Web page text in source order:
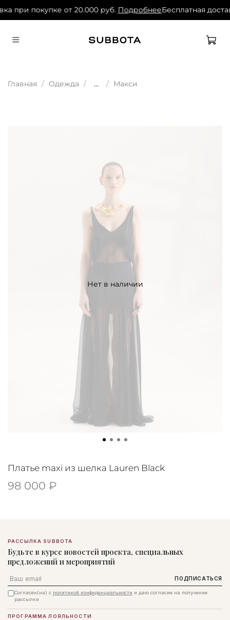
при покупке от 20.000 руб. ПодробнееБесплатная
Главная Одежда ... Макси
Нет в наличии
Платье maxi из шелка Lauren Black
98 000 ₽
РАССЫЛКА SUBBOTA
Будьте в курсе новостей проекта, специальных
предложений и мероприятий
Email ПОДПИСАТЬСЯ
Согласен(на) с политикой конфиденциальности и даю согласие на получение
рассылки
ПРОГРАММА ЛОЯЛЬНОСТИ